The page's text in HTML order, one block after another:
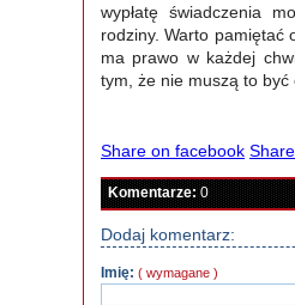
wypłatę świadczenia
rodziny. Warto pamiętać
ma prawo w każdej
tym, że nie muszą to być
Share on facebook
Komentarze:0
Dodaj komentarz:
Imię: ( wymagane )